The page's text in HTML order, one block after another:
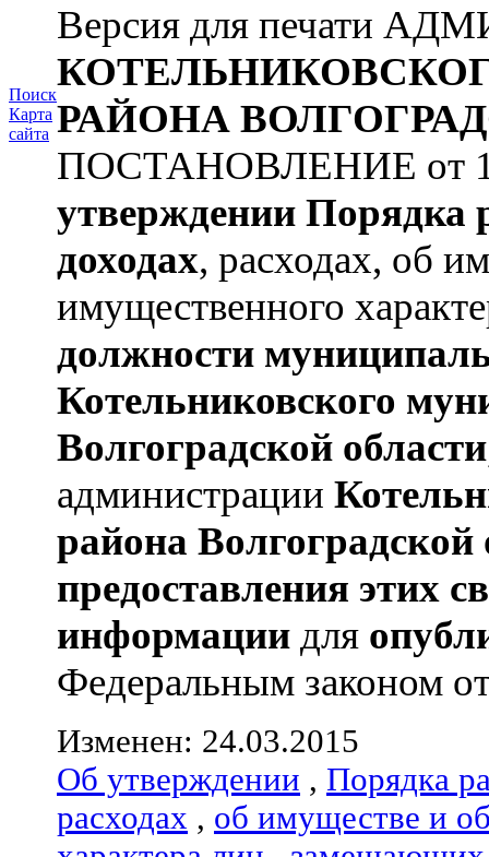
Поиск
Карта
сайта
Версия для печати
РАЙОНА
ПОСТАНОВЛЕНИЕ от
утверждении Порядка
доходах, расходах, об
имущественного
должности
Котельниковского
Волгоградской области
администрации
района Волгоградской
предоставления этих
информации для
Федеральным законом
Изменен: 24.03.2015
Об утверждении , Порядка
расходах , об имуществе и